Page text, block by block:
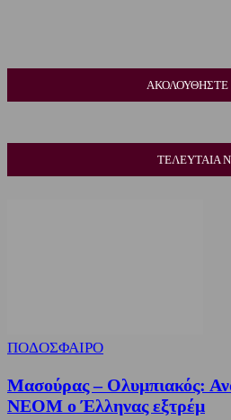
ΤΕΛΕΥΤΑΙΑ
ΠΟΔΟΣΦΑΙΡΟ
Μασούρας – Ολυμπιακός:
ΝΕΟΜ ο Έλληνας εξτρέμ